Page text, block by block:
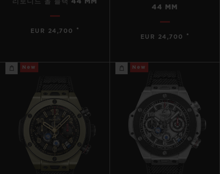
리로디드 올 블랙 44 MM
EUR 24,700 •
44 MM
EUR 24,700 •
New New